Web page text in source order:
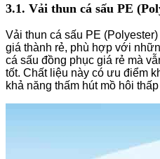
3.1. Vải thun cá sấu PE
Vải thun cá sấu PE
giá thành rẻ, phù hợp với
cá sấu đồng phục giá rẻ mà
tốt. Chất liệu này có ưu điểm
khả năng thấm hút mồ hôi